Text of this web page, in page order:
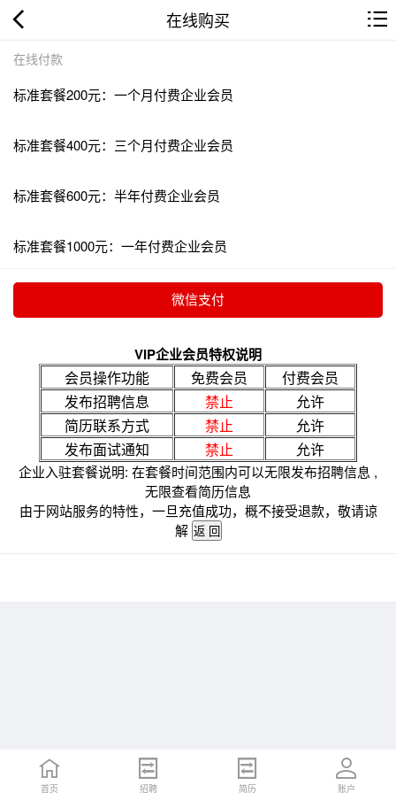
在线购买
在线付款
标准套餐200元：一个月付费企业会员
标准套餐400元：三个月付费企业会员
标准套餐600元：半年付费企业会员
标准套餐1000元：一年付费企业会员
VIP企业会员特权说明
会员操作功能 免费会员
付费会员
发布招聘信息
禁止
允许
简历联系方式
禁止
允许
发布面试通知
禁止 允许
企业入驻套餐说明: 在套餐时间范围内可以无限发布招聘信息 ,
无限查看简历信息
由于网站服务的特性，一旦充值成功，概不接受退款，敬请谅
解
首页 招聘 简历 账户